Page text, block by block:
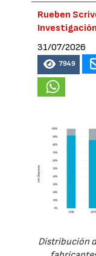
Rueben
31/07/2026
7949
Distribución